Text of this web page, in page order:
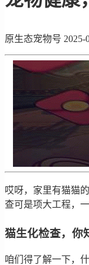
原生态宠物号 2025-
哎呀，家里有猫猫
查可是项大工程，
猫生化检查，你
咱们得了解一下，